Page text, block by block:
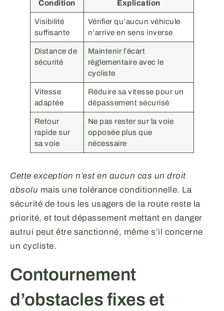
Condition Explication
Visibilité
suffisante
Vérifier qu’aucun véhicule
n’arrive en sens inverse
Distance de
sécurité
Maintenir l’écart
réglementaire avec le
cycliste
Vitesse
adaptée
Réduire sa vitesse pour un
dépassement sécurisé
Retour
rapide sur
sa voie
Ne pas rester sur la voie
opposée plus que
nécessaire
Cette exception n’est en aucun cas un droit
absolu mais une tolérance conditionnelle. La
sécurité de tous les usagers de la route reste la
priorité, et tout dépassement mettant en danger
autrui peut être sanctionné, même s’il concerne
un cycliste.
Contournement
d’obstacles fixes et